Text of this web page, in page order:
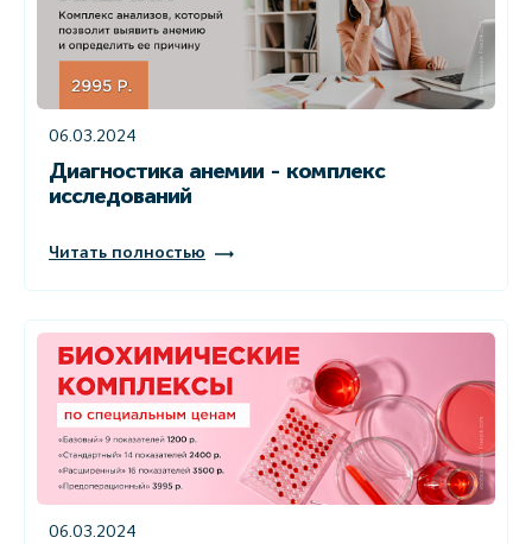
06.03.2024
Диагностика анемии - комплекс
исследований
Читать полностью
06.03.2024